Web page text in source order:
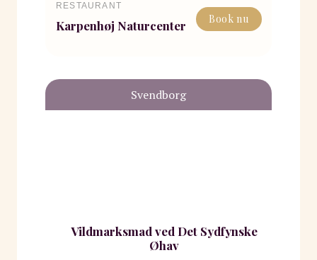
RESTAURANT
Karpenhøj Naturcenter Book nu
Svendborg
Vildmarksmad ved Det Sydfynske
Øhav